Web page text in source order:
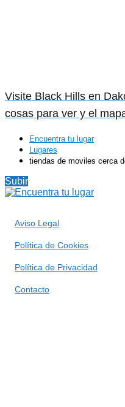
Visite Black Hills en
cosas para ver y el
Encuentra tu lugar
Lugares
tiendas de moviles cerca
Subir
Aviso Legal
Política de Cookies
Política de Privacidad
Contacto